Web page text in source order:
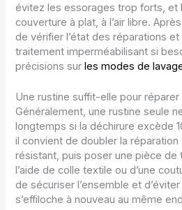
évitez les essorages trop forts, et
couverture à plat, à l’air libre.
de vérifier l’état des réparations et
traitement imperméabilisant si
précisions surles modes de
Une rustine suffit-elle pour
Généralement, une rustine seule
longtemps si la déchirure excède
il convient de doubler la
résistant, puis poser une pièce de
l’aide de colle textile ou d’une
de sécuriser l’ensemble et
s’effiloche à nouveau au même